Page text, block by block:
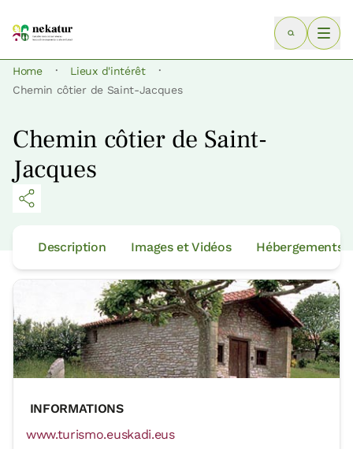
Home · Lieux d'intérêt ·
Chemin côtier de Saint-Jacques
Chemin côtier de Saint-
Jacques
Description Images et Vidéos Hébergements
INFORMATIONS
www.turismo.euskadi.eus